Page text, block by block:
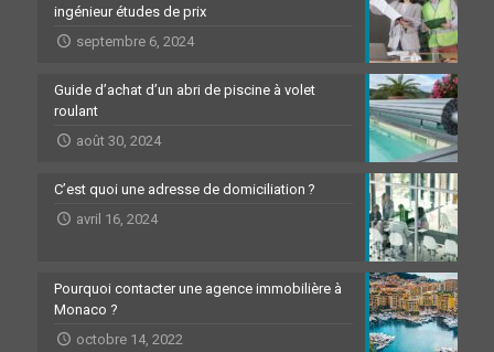
ingénieur études de prix
septembre 6, 2024
Guide d’achat d’un abri de piscine à volet
roulant
août 30, 2024
C’est quoi une adresse de domiciliation ?
avril 16, 2024
Pourquoi contacter une agence immobilière à
Monaco ?
octobre 14, 2022